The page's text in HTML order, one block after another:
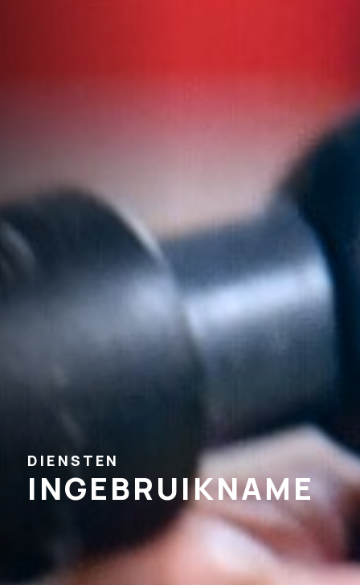
DIENSTEN
INGEBRUIKNAME